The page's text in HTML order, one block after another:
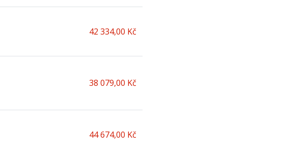
42 334,00 Kč
38 079,00 Kč
44 674,00 Kč